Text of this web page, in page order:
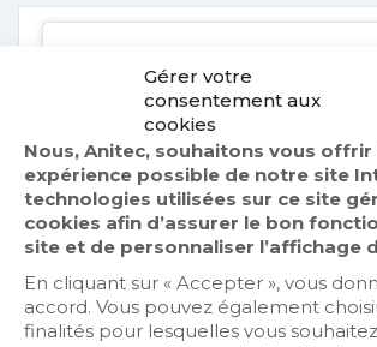
Gérer votre
consentement aux
cookies
Nous, Anitec, souhaitons vous offrir
expérience possible de notre site
technologies utilisées sur ce site
cookies afin d’assurer le bon
site et de personnaliser l’affichage
En cliquant sur « Accepter », vous
accord. Vous pouvez également
finalités pour lesquelles vous
Tweets by fr_anitec
Cliquez sur « J’accepte » pour
Twitter
Politique de cookies
J’accepte